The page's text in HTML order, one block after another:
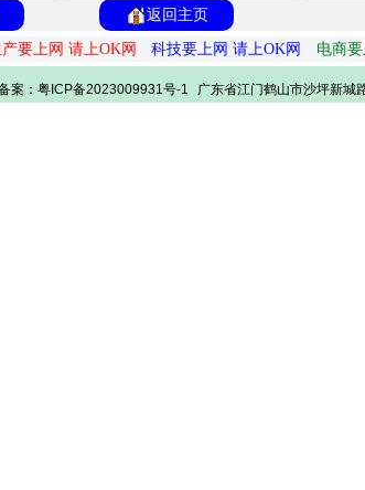
返回主页
要上网 请上OK网 科技要上网 请上OK网 电商
案：粤ICP备2023009931号-1 广东省江门鹤山市沙坪新城